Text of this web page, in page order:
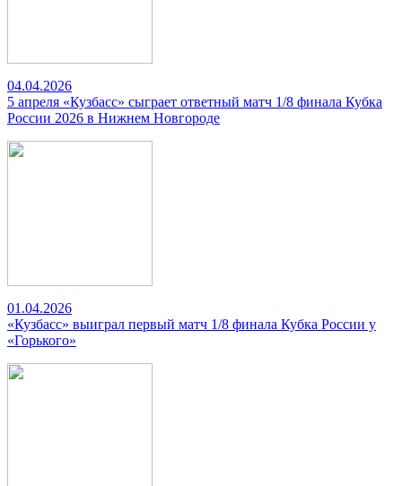
04.04.2026
5 апреля «Кузбасс» сыграет ответный матч 1/8 финала Кубка
России 2026 в Нижнем Новгороде
01.04.2026
«Кузбасс» выиграл первый матч 1/8 финала Кубка России у
«Горького»